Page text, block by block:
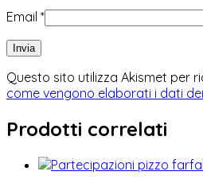
Email *
Questo sito utilizza Akismet per
come vengono elaborati i dati
Prodotti correlati